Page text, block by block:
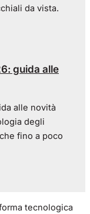
da vista.
guida alle
alle novità
degli
fino a poco
tecnologica